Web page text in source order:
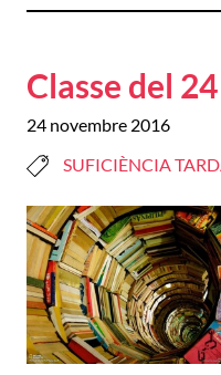
Classe del
24 novembre 2016
SUFICIÈNCIA